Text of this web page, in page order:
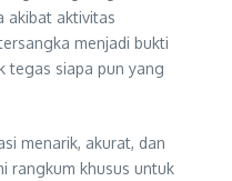
akibat aktivitas
menjadi bukti
tegas siapa pun yang
menarik, akurat, dan
rangkum khusus untuk